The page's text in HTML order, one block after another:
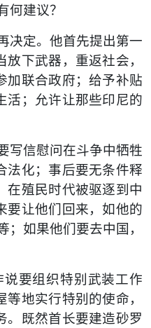
建议？
定。他首先提出第一
下武器，重返社会，
加联合政府；给予补贴
活；允许让那些印尼的
信慰问在斗争中牺牲
法化；事后要无条件释
在殖民时代被驱逐到中
要让他们回来，如他的
如果他们要去中国，
要组织特别武装工作
地实行特别的使命，
。既然首长要建造砂罗